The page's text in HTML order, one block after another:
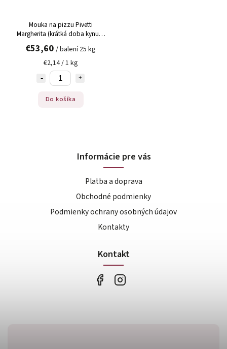
Mouka na pizzu Pivetti
Margherita (krátká doba kynutí)
€53,60 / balení 25 kg
€2,14 / 1 kg
Do košíka
Informácie pre vás
Platba a doprava
Obchodné podmienky
Podmienky ochrany osobných údajov
Kontakty
Kontakt